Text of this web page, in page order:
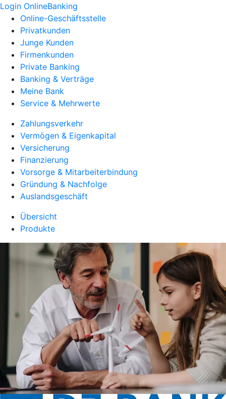
Login OnlineBanking
Online-Geschäftsstelle
Privatkunden
Junge Kunden
Firmenkunden
Private Banking
Banking & Verträge
Meine Bank
Service & Mehrwerte
Zahlungsverkehr
Vermögen & Eigenkapital
Versicherung
Finanzierung
Vorsorge & Mitarbeiterbindung
Gründung & Nachfolge
Auslandsgeschäft
Übersicht
Produkte